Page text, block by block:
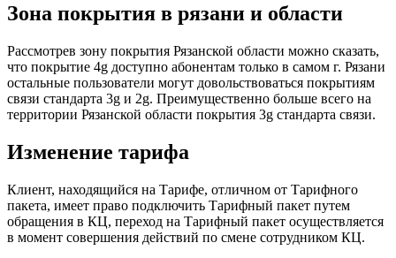
Зона покрытия в рязани и области
Рассмотрев зону покрытия Рязанской области можно сказать,
что покрытие 4g доступно абонентам только в самом г. Рязани
остальные пользователи могут довольствоваться покрытиям
связи стандарта 3g и 2g. Преимущественно больше всего на
территории Рязанской области покрытия 3g стандарта связи.
Изменение тарифа
Клиент, находящийся на Тарифе, отличном от Тарифного
пакета, имеет право подключить Тарифный пакет путем
обращения в КЦ, переход на Тарифный пакет осуществляется
в момент совершения действий по смене сотрудником КЦ.